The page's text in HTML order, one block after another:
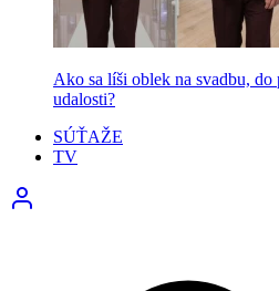
Ako sa líši oblek na svadbu, do
udalosti?
SÚŤAŽE
TV